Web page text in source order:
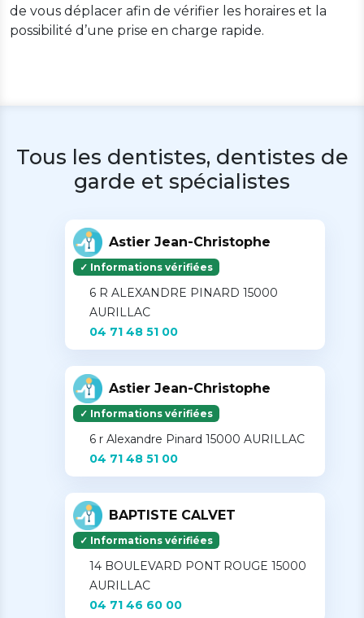
de vous déplacer afin de vérifier les horaires et la
possibilité d’une prise en charge rapide.
Tous les dentistes, dentistes de
garde et spécialistes
Astier Jean-Christophe
✓ Informations vérifiées
6 R ALEXANDRE PINARD 15000
AURILLAC
04 71 48 51 00
Astier Jean-Christophe
✓ Informations vérifiées
6 r Alexandre Pinard 15000 AURILLAC
04 71 48 51 00
BAPTISTE CALVET
✓ Informations vérifiées
14 BOULEVARD PONT ROUGE 15000
AURILLAC
04 71 46 60 00